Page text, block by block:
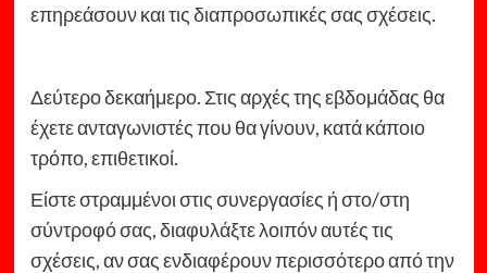
επηρεάσουν και τις διαπροσωπικές σας σχέσεις.
Δεύτερο δεκαήμερο. Στις αρχές της εβδομάδας θα
έχετε ανταγωνιστές που θα γίνουν, κατά κάποιο
τρόπο, επιθετικοί.
Είστε στραμμένοι στις συνεργασίες ή στο/στη
σύντροφό σας, διαφυλάξτε λοιπόν αυτές τις
σχέσεις, αν σας ενδιαφέρουν περισσότερο από την